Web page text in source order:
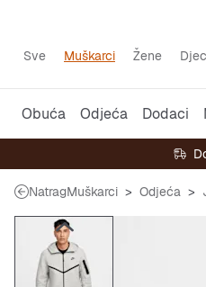
Sve Muškarci Žene
Obuća Odjeća Dodaci
NatragMuškarci Odjeća